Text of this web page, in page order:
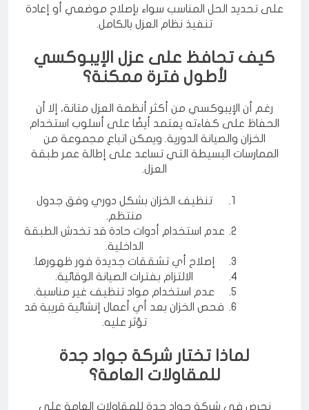
فنية قبل أن تتفاقم المشكلة، حيث يساعد الفحص المبكر
على تحديد الحل المناسب سواء بإصلاح موضعي أو إعادة
كيف تحافظ على عزل الإيبوكسي
لأطول فترة ممكنة؟
رغم أن الإيبوكسي من أكثر أنظمة العزل متانة، إلا أن
الحفاظ على كفاءته يعتمد أيضًا على أسلوب استخدام
الخزان والصيانة الدورية. ويمكن اتباع مجموعة من
الممارسات البسيطة التي تساعد على إطالة عمر طبقة
تنظيف الخزان بشكل دوري وفق جدول
منتظم.
عدم استخدام أدوات حادة قد تخدش الطبقة
الداخلية.
إصلاح أي تشققات جديدة فور ظهورها.
الالتزام بفترات الصيانة الوقائية.
عدم استخدام مواد تنظيف غير مناسبة.
فحص الخزان بعد أي أعمال إنشائية قريبة قد
لماذا تختار شركة جواد جدة
للمقاولات العامة؟